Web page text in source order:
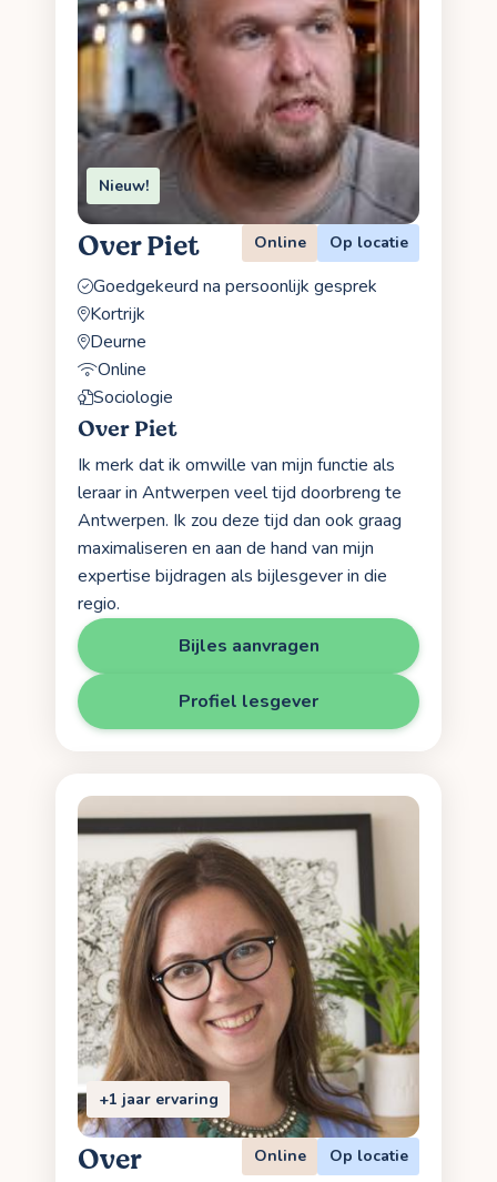
Nieuw!
Over Piet Online Op locatie
Goedgekeurd na persoonlijk gesprek
Kortrijk
Deurne
Online
Sociologie
Over Piet
Ik merk dat ik omwille van mijn functie als
leraar in Antwerpen veel tijd doorbreng te
Antwerpen. Ik zou deze tijd dan ook graag
maximaliseren en aan de hand van mijn
expertise bijdragen als bijlesgever in die
regio.
Bijles aanvragen
Profiel lesgever
+1 jaar ervaring
Over
Online Op locatie